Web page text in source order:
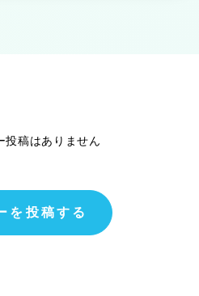
投稿はありません
を投稿する